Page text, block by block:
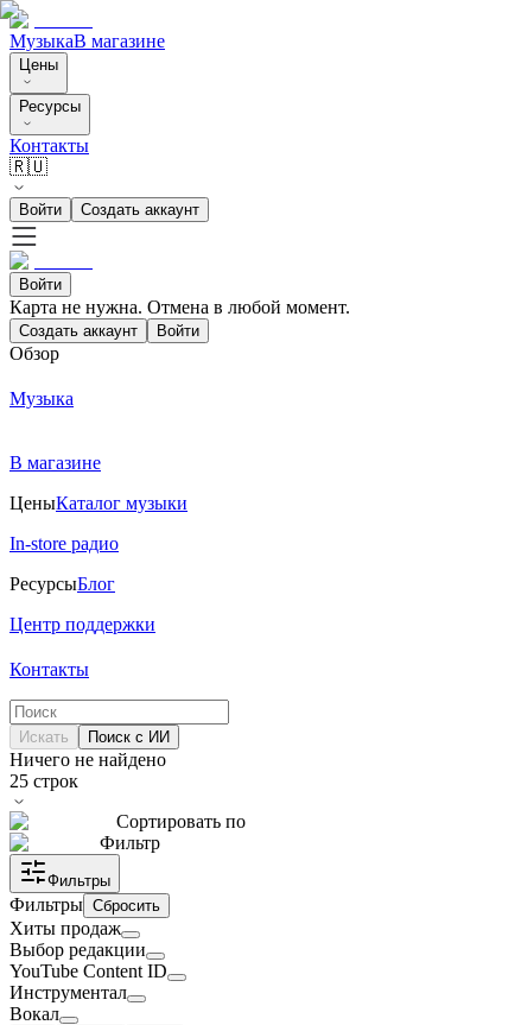
МузыкаВ магазине
Цены
Ресурсы
Контакты
🇷🇺
Войти Создать аккаунт
Войти
Карта не нужна. Отмена в любой момент.
Создать аккаунт Войти
Обзор
Музыка
В магазине
ЦеныКаталог музыки
In-store радио
РесурсыБлог
Центр поддержки
Контакты
Искать Поиск с ИИ
Ничего не найдено
25 строк
Сортировать по
Фильтр
Фильтры
Фильтры Сбросить
Хиты продаж
Выбор редакции
YouTube Content ID
Инструментал
Вокал